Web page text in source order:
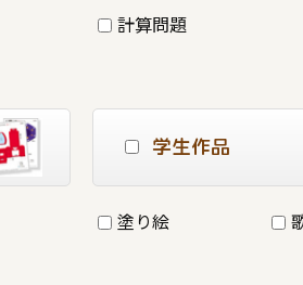
計算問題
学生作品
塗り絵